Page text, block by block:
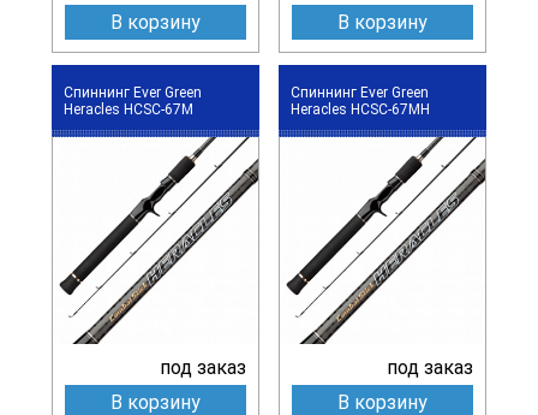
В корзину
В корзину
Спиннинг Ever Green
Heracles HCSC-67M
под заказ
В корзину
Спиннинг Ever Green
Heracles HCSC-67MH
под заказ
В корзину